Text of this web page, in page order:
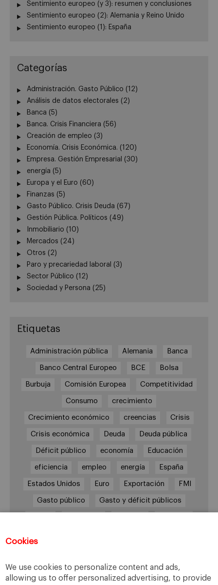
Cookies
We use cookies to personalize content and ads,
allowing us to offer personalized advertising, to provide
Sentimiento europeo (y 3): resumen y conclusiones
Sentimiento europeo (2): Alemania y Reino Unido
Sentimiento europeo (1): España
Categorías
Administración. Gasto Público (12)
Análisis de datos electorales (2)
Banca (5)
Banca. Crisis Financiera (56)
Creación de empleo (3)
Economía. Crisis Económica. (120)
Empresa. Gestión Empresarial
(30)
energía (5)
Europa y el Euro (60)
Finanzas (5)
Gasto Público. Crisis Deuda (67)
Gestión Pública. Políticos (49)
Inmobiliario (10)
Mercados (24)
Otros (2)
Paro y precariedad laboral
(3)
Sector Público (12)
Sociedad y Persona (25)
Etiquetas
Administración pública Alemania Banca
Banco Central Europeo BCE Bolsa
Burbuja Comisión Europea Competitividad
Consumo crecimiento
Crecimiento económico creencias Crisis
Crisis económica Deuda Deuda pública
Déficit público economía Educación
eficiencia empleo energía España
Estados Unidos Euro Exportación FMI
Gasto público Gasto y déficit públicos
Transparencia UE Unión Europea